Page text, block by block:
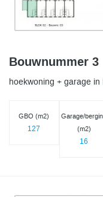
Bouwnummer 3
hoekwoning + garage in
GBO (m2)
127
Garage/
(m2)
16